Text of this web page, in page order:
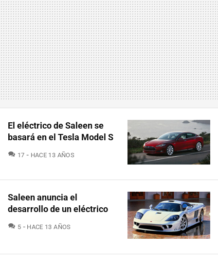
El eléctrico de Saleen se
basará en el Tesla Model S
17 COMENTARIOS
HACE 13 AÑOS
Saleen anuncia el
desarrollo de un eléctrico
5 COMENTARIOS
HACE 13 AÑOS